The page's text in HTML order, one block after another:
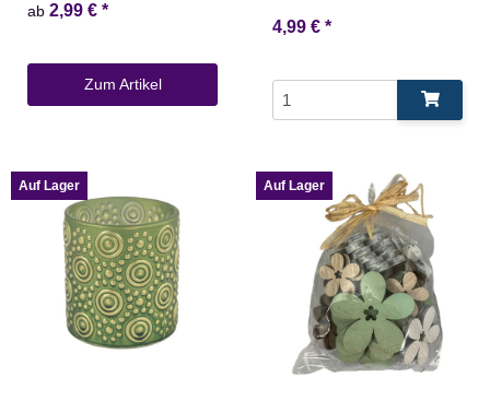
ab 2,99 € *
Zum Artikel
4,99 € *
Auf Lager Auf Lager